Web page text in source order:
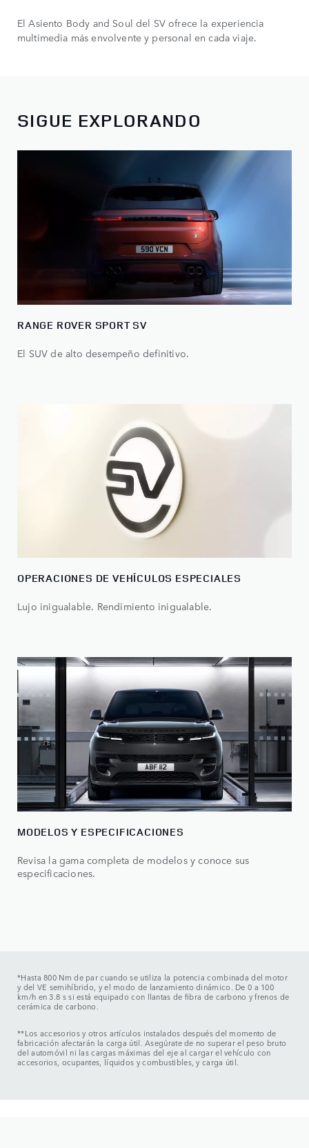
El Asiento Body and Soul del SV ofrece la experiencia
multimedia más envolvente y personal en cada viaje.
SIGUE EXPLORANDO
RANGE ROVER SPORT SV
El SUV de alto desempeño definitivo.
OPERACIONES DE VEHÍCULOS ESPECIALES
Lujo inigualable. Rendimiento inigualable.
MODELOS Y ESPECIFICACIONES
Revisa la gama completa de modelos y conoce sus
especificaciones.
*Hasta 800 Nm de par cuando se utiliza la potencia combinada del motor
y del VE semihíbrido, y el modo de lanzamiento dinámico. De 0 a 100
km/h en 3.8 s si está equipado con llantas de fibra de carbono y frenos de
cerámica de carbono.
**Los accesorios y otros artículos instalados después del momento de
fabricación afectarán la carga útil. Asegúrate de no superar el peso bruto
del automóvil ni las cargas máximas del eje al cargar el vehículo con
accesorios, ocupantes, líquidos y combustibles, y carga útil.